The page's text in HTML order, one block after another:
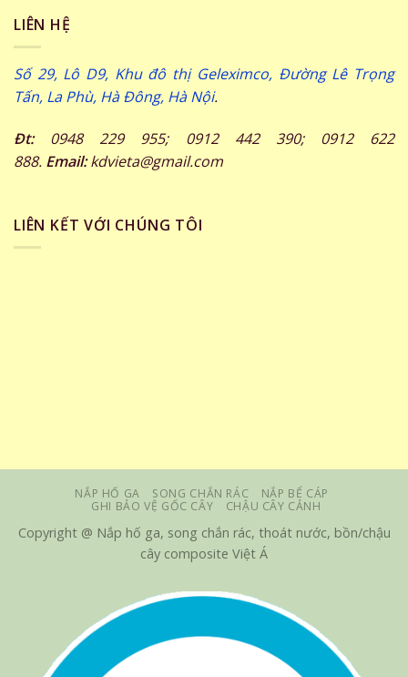
LIÊN HỆ
Số 29, Lô D9, Khu đô thị Geleximco, Đường Lê Trọng
Tấn, La Phù, Hà Đông, Hà Nội.
Đt:0948 229 955; 0912 442 390; 0912 622
888. Email:kdvieta@gmail.com
LIÊN KẾT VỚI CHÚNG TÔI
NẮP HỐ GA SONG CHẮN RÁC
NẮP BỂ CÁP
GHI BẢO VỆ GỐC CÂY
CHẬU CÂY CẢNH
Copyright @ Nắp hố ga, song chắn rác, thoát nước, bồn/chậu
cây composite Việt Á